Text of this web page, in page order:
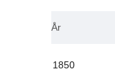
År
1850